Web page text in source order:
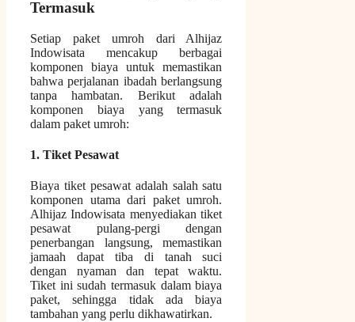
Termasuk
Setiap paket umroh dari Alhijaz
Indowisata mencakup berbagai
komponen biaya untuk memastikan
bahwa perjalanan ibadah berlangsung
tanpa hambatan. Berikut adalah
komponen biaya yang termasuk
dalam paket umroh:
1. Tiket Pesawat
Biaya tiket pesawat adalah salah satu
komponen utama dari paket umroh.
Alhijaz Indowisata menyediakan tiket
pesawat pulang-pergi dengan
penerbangan langsung, memastikan
jamaah dapat tiba di tanah suci
dengan nyaman dan tepat waktu.
Tiket ini sudah termasuk dalam biaya
paket, sehingga tidak ada biaya
tambahan yang perlu dikhawatirkan.